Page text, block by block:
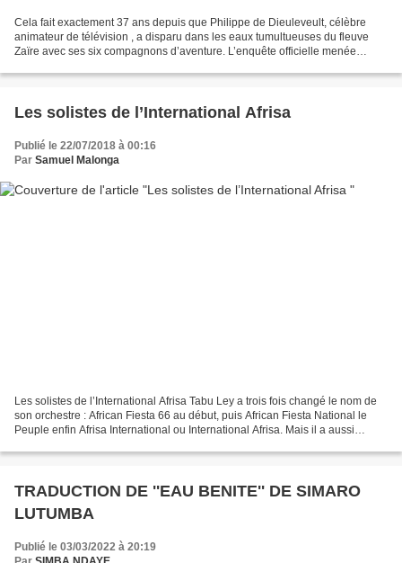
Cela fait exactement 37 ans depuis que Philippe de Dieuleveult, célèbre
animateur de télévision , a disparu dans les eaux tumultueuses du fleuve
Zaïre avec ses six compagnons d’aventure. L’enquête officielle menée
Les solistes de l’International Afrisa
Publié le 22/07/2018 à 00:16
Par Samuel Malonga
Les solistes de l’International Afrisa Tabu Ley a trois fois changé le nom de
son orchestre : African Fiesta 66 au début, puis African Fiesta National le
Peuple enfin Afrisa International ou International Afrisa. Mais il a aussi
TRADUCTION DE ''EAU BENITE'' DE SIMARO
LUTUMBA
Publié le 03/03/2022 à 20:19